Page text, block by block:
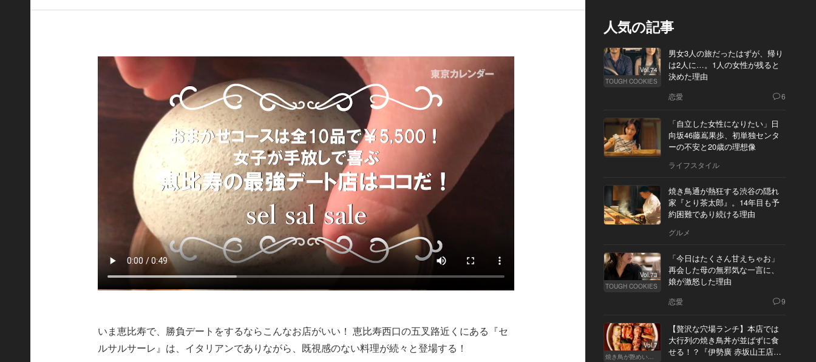
いま恵比寿で、勝負デートをするならこんなお店がいい！ 恵比寿西口の五叉路近くにある『セ
ルサルサーレ』は、イタリアンでありながら、既視感のない料理が続々と登場する！
人気の記事
Vol.74
TOUGH COOKIES
男女3人の旅だったはずが、帰り
は2人に…。1人の女性が残ると
決めた理由
恋愛 6
「自立した女性になりたい」日
向坂46藤嶌果歩、初単独センタ
ーの不安と20歳の理想像
ライフスタイル
焼き鳥通が熱狂する渋谷の隠れ
家『とり茶太郎』。14年目も予
約困難であり続ける理由
グルメ
Vol.73
TOUGH COOKIES
「今日はたくさん甘えちゃお」
再会した母の無邪気な一言に、
娘が激怒した理由
恋愛 9
Vol.7
焼き鳥が艶めいてきた
【贅沢な穴場ランチ】本店では
大行列の焼き鳥丼が並ばずに食
せる！？『伊勢廣 赤坂山王店』